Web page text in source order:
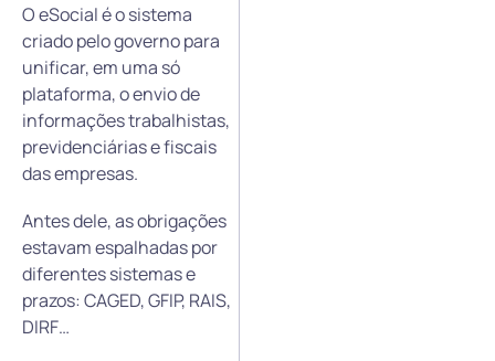
O eSocial é o sistema
criado pelo governo para
unificar, em uma só
plataforma, o envio de
informações trabalhistas,
previdenciárias e fiscais
das empresas.
Antes dele, as obrigações
estavam espalhadas por
diferentes sistemas e
prazos: CAGED, GFIP, RAIS,
DIRF…